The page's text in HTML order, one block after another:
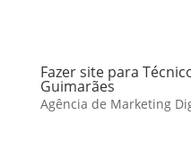
Fazer site para
Guimarães
Agência de Marketing